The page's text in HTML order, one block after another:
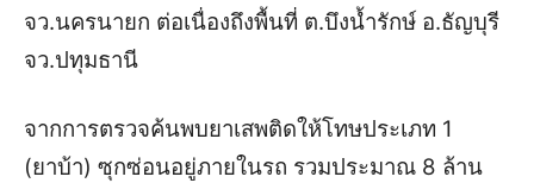
จว.นครนายก ต่อเนื่องถึงพื้นที่ ต.บึงน้ำรักษ์ อ.ธัญบุรี
จว.ปทุมธานี
จากการตรวจค้นพบยาเสพติดให้โทษประเภท 1
(ยาบ้า) ซุกซ่อนอยู่ภายในรถ รวมประมาณ 8 ล้าน